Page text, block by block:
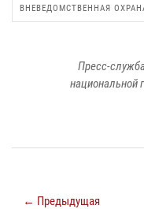
ВНЕВЕДОМСТВЕННАЯ
Пресс-
национальной
← Предыдущая